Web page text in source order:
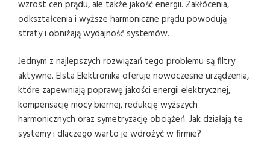
wzrost cen prądu, ale także jakość energii. Zakłócenia,
odkształcenia i wyższe harmoniczne prądu powodują
straty i obniżają wydajność systemów.
Jednym z najlepszych rozwiązań tego problemu są filtry
aktywne. Elsta Elektronika oferuje nowoczesne urządzenia,
które zapewniają poprawę jakości energii elektrycznej,
kompensację mocy biernej, redukcję wyższych
harmonicznych oraz symetryzację obciążeń. Jak działają te
systemy i dlaczego warto je wdrożyć w firmie?